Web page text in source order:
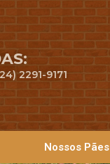
2291-9171
Nossos Pães